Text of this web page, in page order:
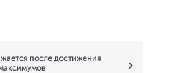
после достижения